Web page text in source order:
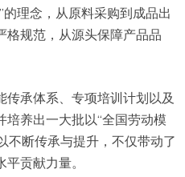
理念，从原料采购到成品出
格规范，从源头保障产品品
承体系、专项培训计划以及
养出一大批以“全国劳动模
不断传承与提升，不仅带动了
贡献力量。